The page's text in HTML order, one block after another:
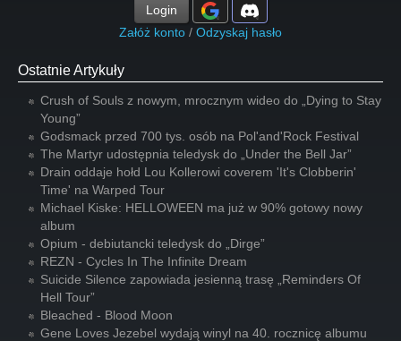
Login
Załóż konto / Odzyskaj hasło
Ostatnie Artykuły
Crush of Souls z nowym, mrocznym wideo do „Dying to Stay
Young”
Godsmack przed 700 tys. osób na Pol'and'Rock Festival
The Martyr udostępnia teledysk do „Under the Bell Jar”
Drain oddaje hołd Lou Kollerowi coverem 'It's Clobberin'
Time' na Warped Tour
Michael Kiske: HELLOWEEN ma już w 90% gotowy nowy
album
Opium - debiutancki teledysk do „Dirge”
REZN - Cycles In The Infinite Dream
Suicide Silence zapowiada jesienną trasę „Reminders Of
Hell Tour”
Bleached - Blood Moon
Gene Loves Jezebel wydają winyl na 40. rocznicę albumu